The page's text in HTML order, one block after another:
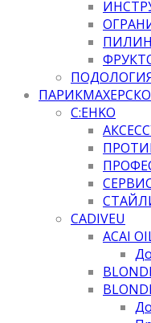
C:EHKO
CADIVEU
ACAI